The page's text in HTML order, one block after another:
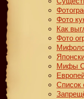
Фото
Как
Фото
Мифы
Список